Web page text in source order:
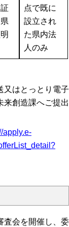
点で既に
設立され
た県内法
人のみ
又はとっとり電子
来創造課へご提出
apply.e-
査会を開催し、委